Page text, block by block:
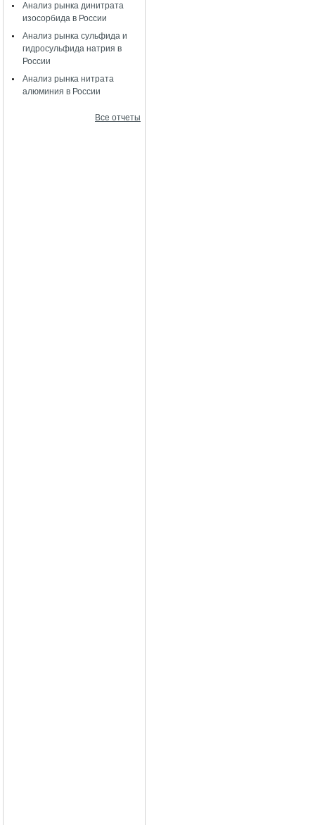
Анализ рынка динитрата
изосорбида в России
Анализ рынка сульфида и
гидросульфида натрия в
России
Анализ рынка нитрата
алюминия в России
Все отчеты